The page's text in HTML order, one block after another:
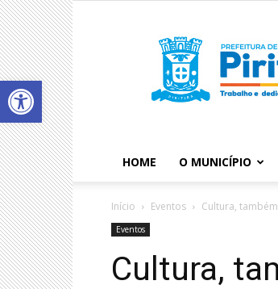
Abrir a barra de ferramentas
HOME O MUNICÍPIO
Início Eventos Cultura,
Eventos
Cultura,